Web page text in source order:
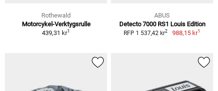
Rothewald
Motorcykel-Verktygsrulle
439,31 kr1
ABUS
Detecto 7000 RS1 Louis Edition
RFP 1 537,42 kr2 988,15 kr1